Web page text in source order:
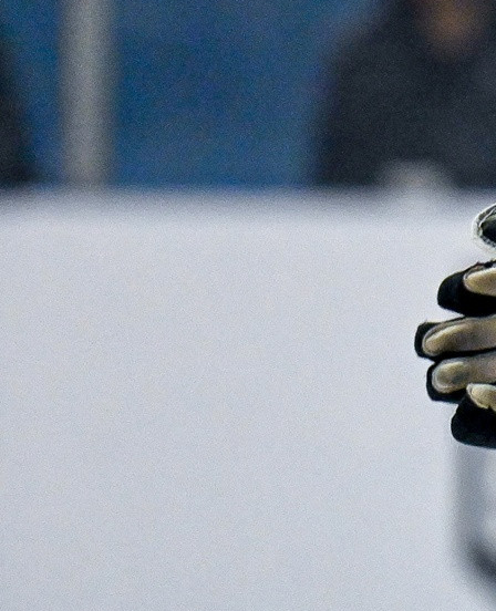
Как известно, в прошлом сезоне именно «Сокол» с «Химиком»
сошлись в финальной серии за титул чемпиона ВХЛ. Тогда
подмосковные хоккеисты взяли верх во всех четырёх матчах.
Может на сей раз красноярцам улыбнётся удача?
Сибиряки уже на первой минуте могли выйти вперёд, но все
три опасных броска цели не достигли. А вот первая же атака
воскресенцев принесла им успех: Вениамин Королёв,
оказавшись с глазу на глаз с вратарём «Сокола»
Александром Дюбиным, открыл счёт. В ответ наши
хоккеисты обрушили на ворота Дмитрия Куликова
настоящий шквал атак. Казалось, ещё немного и
пропущенная шайба будет отыграна, но ни один из моментов
использован не был. «Химики» же постоянно проводили
острые контратаки и на 17-й минуте одна из них привела ко
второму голу: мастерски сыграл Матвей Заседа, поразивший
дальнюю от Дюбина «девятку». Обидно: красноярцы вроде
владели преимуществом, а на перерыв ушли с дефицитом в
две шайбы.
Второй период прошёл уже с игровым перевесом соперников:
они уже не позволяли «крылатым» спокойно развивать
наступление и достаточно много времени провели в зоне
«Сокола». На 28-й минуте шайба вновь оказалась за спиной
нашего голкипера: это Данил Пивчулин точно стрельнул
метров с пяти – 0:3. Правда, возможности сократить
отставание всё же были – целых шесть минут сибиряки
провели в численном большинстве, но оборона «Химика»
работала безупречно.
Как и ожидалось, третий игровой отрезок начался с атак